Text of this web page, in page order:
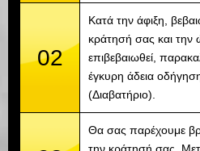
02
Κατά την άφιξη,
κράτησή σας και την
επιβεβαιωθεί,
έγκυρη άδεια
(Διαβατήριο).
Θα σας παρέχουμε
την κράτησή σας.